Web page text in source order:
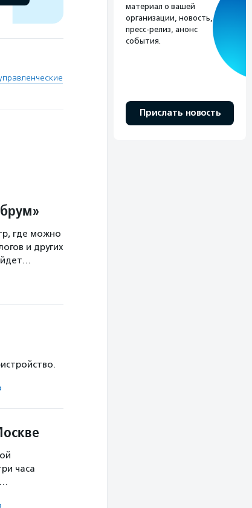
где можно
и других
часа
материал о вашей
организации, новость,
пресс-релиз, анонс
события.
Прислать новость